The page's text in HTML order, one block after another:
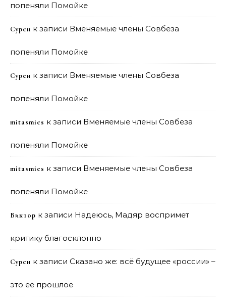
попеняли Помойке
Сурен к записи Вменяемые члены Совбеза
попеняли Помойке
Сурен к записи Вменяемые члены Совбеза
попеняли Помойке
mitasmies к записи Вменяемые члены Совбеза
попеняли Помойке
mitasmies к записи Вменяемые члены Совбеза
попеняли Помойке
Виктор к записи Надеюсь, Мадяр воспримет
критику благосклонно
Сурен к записи Сказано же: всё будущее «россии» –
это её прошлое